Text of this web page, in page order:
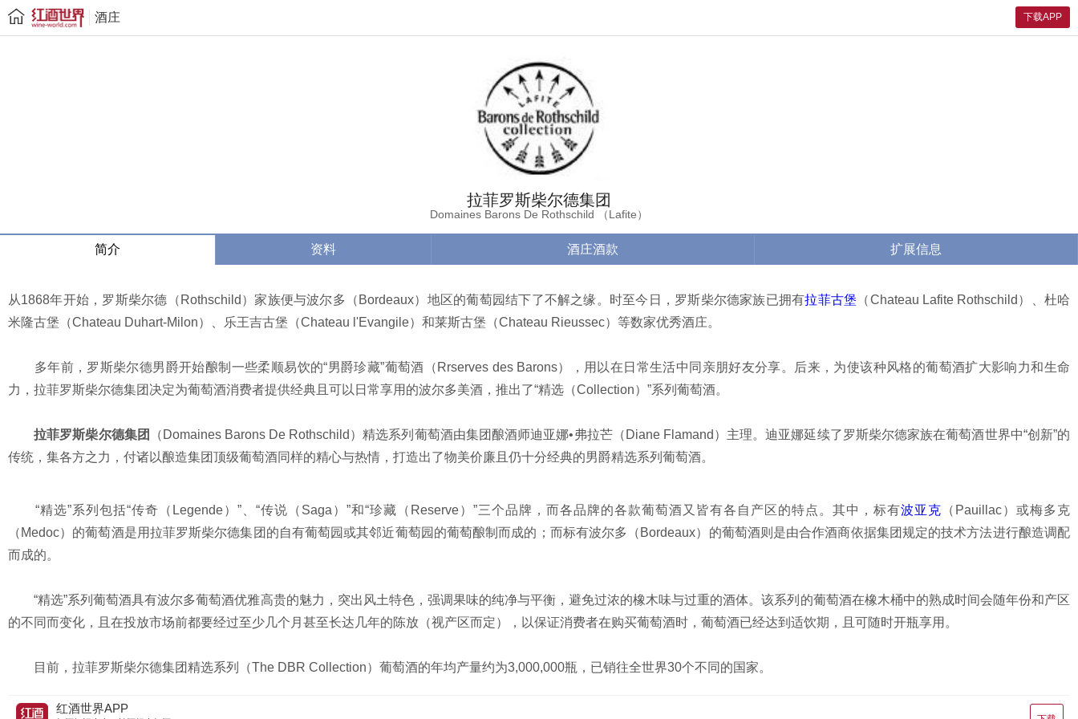
下载APP
酒庄
拉菲罗斯柴尔德集团
Domaines Barons De Rothschild （Lafite）
简介 资料 酒庄酒款 扩展信息
从1868年开始，罗斯柴尔德（Rothschild）家族便与波尔多（Bordeaux）地区的葡萄园结下了不解之缘。时至今日，罗斯柴尔德家族已拥有拉菲古堡 （Chateau Lafite Rothschild）、杜哈
米隆古堡（Chateau Duhart-Milon）、乐王吉古堡（Chateau l'Evangile）和莱斯古堡（Chateau Rieussec）等数家优秀酒庄。
多年前，罗斯柴尔德男爵开始酿制一些柔顺易饮的“男爵珍藏”葡萄酒（Rrserves des Barons），用以在日常生活中同亲朋好友分享。后来，为使该种风格的葡萄酒扩大影响力和生命
力，拉菲罗斯柴尔德集团决定为葡萄酒消费者提供经典且可以日常享用的波尔多美酒，推出了“精选（Collection）”系列葡萄酒。
拉菲罗斯柴尔德集团
（Domaines Barons De Rothschild）精选系列葡萄酒由集团酿酒师迪亚娜•弗拉芒（Diane Flamand）主理。迪亚娜延续了罗斯柴尔德家族在葡萄酒世界中“创新”的
传统，集各方之力，付诸以酿造集团顶级葡萄酒同样的精心与热情，打造出了物美价廉且仍十分经典的男爵精选系列葡萄酒。
“精选”系列包括“传奇（Legende）”、“传说（Saga）”和“珍藏（Reserve）”三个品牌，而各品牌的各款葡萄酒又皆有各自产区的特点。其中，标有波亚克 （Pauillac）或梅多克
（Medoc）的葡萄酒是用拉菲罗斯柴尔德集团的自有葡萄园或其邻近葡萄园的葡萄酿制而成的；而标有波尔多（Bordeaux）的葡萄酒则是由合作酒商依据集团规定的技术方法进行酿造调配
而成的。
“精选”系列葡萄酒具有波尔多葡萄酒优雅高贵的魅力，突出风土特色，强调果味的纯净与平衡，避免过浓的橡木味与过重的酒体。该系列的葡萄酒在橡木桶中的熟成时间会随年份和产区
的不同而变化，且在投放市场前都要经过至少几个月甚至长达几年的陈放（视产区而定），以保证消费者在购买葡萄酒时，葡萄酒已经达到适饮期，且可随时开瓶享用。
目前，拉菲罗斯柴尔德集团精选系列（The DBR Collection）葡萄酒的年均产量约为3,000,000瓶，已销往全世界30个不同的国家。
红酒世界APP